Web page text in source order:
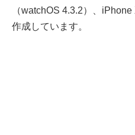
（watchOS 4.3.2）、
作成しています。